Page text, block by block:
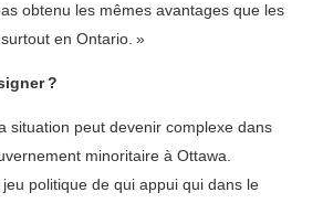
obtenu les mêmes avantages que les
en Ontario. »
?
situation peut devenir complexe dans
minoritaire à Ottawa.
politique de qui appui qui dans le